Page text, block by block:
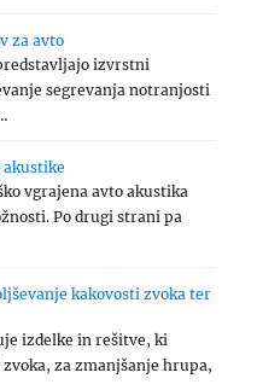
za avto
izvrstni
segrevanja notranjosti
akustike
vgrajena avto akustika
Po drugi strani pa
kakovosti zvoka ter
izdelke in rešitve, ki
za zmanjšanje hrupa,